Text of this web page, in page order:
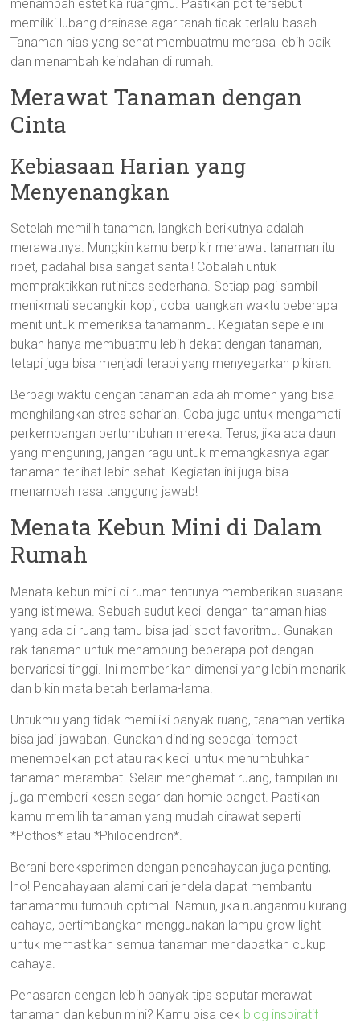
menambah estetika ruangmu. Pastikan pot tersebut
memiliki lubang drainase agar tanah tidak terlalu basah.
Tanaman hias yang sehat membuatmu merasa lebih baik
dan menambah keindahan di rumah.
Merawat Tanaman dengan
Cinta
Kebiasaan Harian yang
Menyenangkan
Setelah memilih tanaman, langkah berikutnya adalah
merawatnya. Mungkin kamu berpikir merawat tanaman itu
ribet, padahal bisa sangat santai! Cobalah untuk
mempraktikkan rutinitas sederhana. Setiap pagi sambil
menikmati secangkir kopi, coba luangkan waktu beberapa
menit untuk memeriksa tanamanmu. Kegiatan sepele ini
bukan hanya membuatmu lebih dekat dengan tanaman,
tetapi juga bisa menjadi terapi yang menyegarkan pikiran.
Berbagi waktu dengan tanaman adalah momen yang bisa
menghilangkan stres seharian. Coba juga untuk mengamati
perkembangan pertumbuhan mereka. Terus, jika ada daun
yang menguning, jangan ragu untuk memangkasnya agar
tanaman terlihat lebih sehat. Kegiatan ini juga bisa
menambah rasa tanggung jawab!
Menata Kebun Mini di Dalam
Rumah
Menata kebun mini di rumah tentunya memberikan suasana
yang istimewa. Sebuah sudut kecil dengan tanaman hias
yang ada di ruang tamu bisa jadi spot favoritmu. Gunakan
rak tanaman untuk menampung beberapa pot dengan
bervariasi tinggi. Ini memberikan dimensi yang lebih menarik
dan bikin mata betah berlama-lama.
Untukmu yang tidak memiliki banyak ruang, tanaman vertikal
bisa jadi jawaban. Gunakan dinding sebagai tempat
menempelkan pot atau rak kecil untuk menumbuhkan
tanaman merambat. Selain menghemat ruang, tampilan ini
juga memberi kesan segar dan homie banget. Pastikan
kamu memilih tanaman yang mudah dirawat seperti
*Pothos* atau *Philodendron*.
Berani bereksperimen dengan pencahayaan juga penting,
lho! Pencahayaan alami dari jendela dapat membantu
tanamanmu tumbuh optimal. Namun, jika ruanganmu kurang
cahaya, pertimbangkan menggunakan lampu grow light
untuk memastikan semua tanaman mendapatkan cukup
cahaya.
Penasaran dengan lebih banyak tips seputar merawat
tanaman dan kebun mini? Kamu bisa cek blog inspiratif